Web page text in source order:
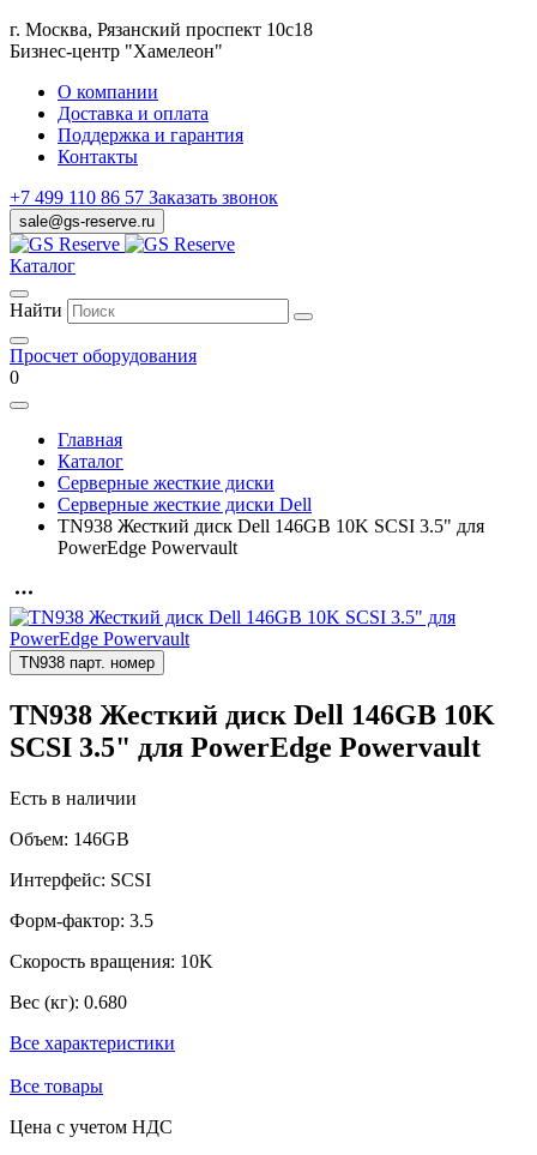
г. Москва, Рязанский проспект 10с18
Бизнес-центр "Хамелеон"
О компании
Доставка и оплата
Поддержка и гарантия
Контакты
+7 499 110 86 57 Заказать звонок
sale@gs-reserve.ru
Каталог
Найти
Просчет оборудования
0
Главная
Каталог
Серверные жесткие диски
Серверные жесткие диски Dell
TN938 Жесткий диск Dell 146GB 10K SCSI 3.5" для
PowerEdge Powervault
TN938 парт. номер
TN938 Жесткий диск Dell 146GB 10K
SCSI 3.5" для PowerEdge Powervault
Есть в наличии
Объем: 146GB
Интерфейс: SCSI
Форм-фактор: 3.5
Скорость вращения: 10K
Вес (кг): 0.680
Все характеристики
Все товары
Цена с учетом НДС